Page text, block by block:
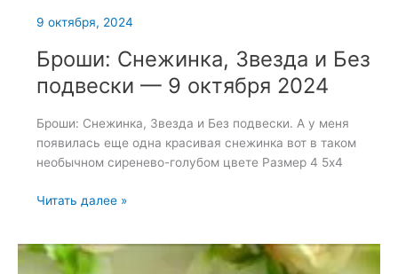
9 октября, 2024
Броши: Снежинка, Звезда и Без
подвески — 9 октября 2024
Броши: Снежинка, Звезда и Без подвески. А у меня
появилась еще одна красивая снежинка вот в таком
необычном сиренево-голубом цвете Размер 4 5х4
Броши:
и
Читать далее »